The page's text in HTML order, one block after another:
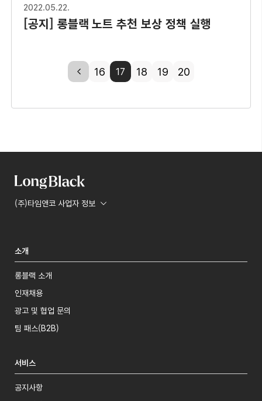
2022.05.22.
[공지] 롱블랙 노트 추천 보상 정책 실행
previous
16 17 18 19 20
(주)타임앤코 사업자 정보
소개
롱블랙 소개
인재채용
광고 및 협업 문의
팀 패스(B2B)
서비스
공지사항